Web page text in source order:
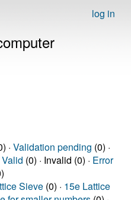
log in
· Validation pending (0) ·
Valid (0) · Invalid (0) · Error
Sieve (0) · 15e Lattice